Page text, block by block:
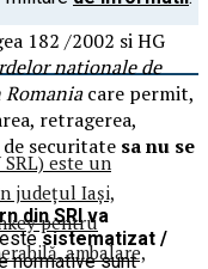
182 /2002 si HG
nationale de
care permit,
retragerea,
securitate sa nu se
din SRIva
estesistematizat /
normative sunt
SRL) este un
județul Iași,
pentru
ambalare,